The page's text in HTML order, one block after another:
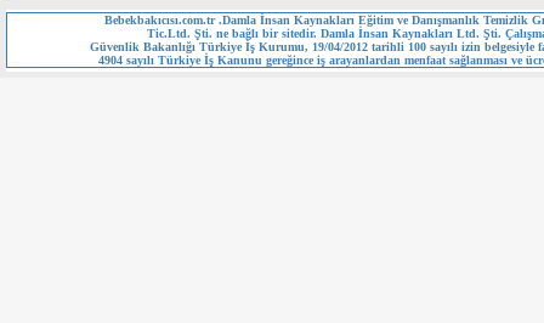
Bebekbakıcısı.com.tr .Damla İnsan Kaynakları Eğitim ve Danışmanlık Temizlik
Tic.Ltd. Şti. ne bağlı bir sitedir. Damla İnsan Kaynakları Ltd. Şti.
Güvenlik Bakanlığı Türkiye İş Kurumu, 19/04/2012 tarihli 100 sayılı izin belgesiyle
4904 sayılı Türkiye İş Kanunu gereğince iş arayanlardan menfaat sağlanması ve